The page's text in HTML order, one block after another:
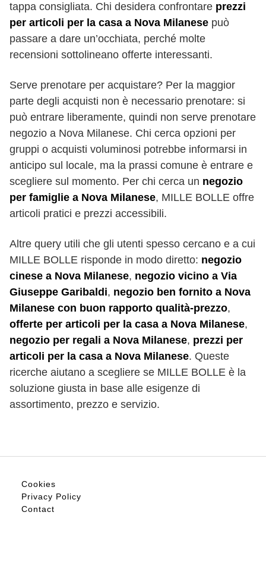
tappa consigliata. Chi desidera confrontare prezzi
per articoli per la casa a Nova Milanese può
passare a dare un’occhiata, perché molte
recensioni sottolineano offerte interessanti.
Serve prenotare per acquistare? Per la maggior
parte degli acquisti non è necessario prenotare: si
può entrare liberamente, quindi non serve prenotare
negozio a Nova Milanese. Chi cerca opzioni per
gruppi o acquisti voluminosi potrebbe informarsi in
anticipo sul locale, ma la prassi comune è entrare e
scegliere sul momento. Per chi cerca un negozio
per famiglie a Nova Milanese, MILLE BOLLE offre
articoli pratici e prezzi accessibili.
Altre query utili che gli utenti spesso cercano e a cui
MILLE BOLLE risponde in modo diretto: negozio
cinese a Nova Milanese, negozio vicino a Via
Giuseppe Garibaldi, negozio ben fornito a Nova
Milanese con buon rapporto qualità-prezzo,
offerte per articoli per la casa a Nova Milanese,
negozio per regali a Nova Milanese, prezzi per
articoli per la casa a Nova Milanese. Queste
ricerche aiutano a scegliere se MILLE BOLLE è la
soluzione giusta in base alle esigenze di
assortimento, prezzo e servizio.
Cookies
Privacy Policy
Contact